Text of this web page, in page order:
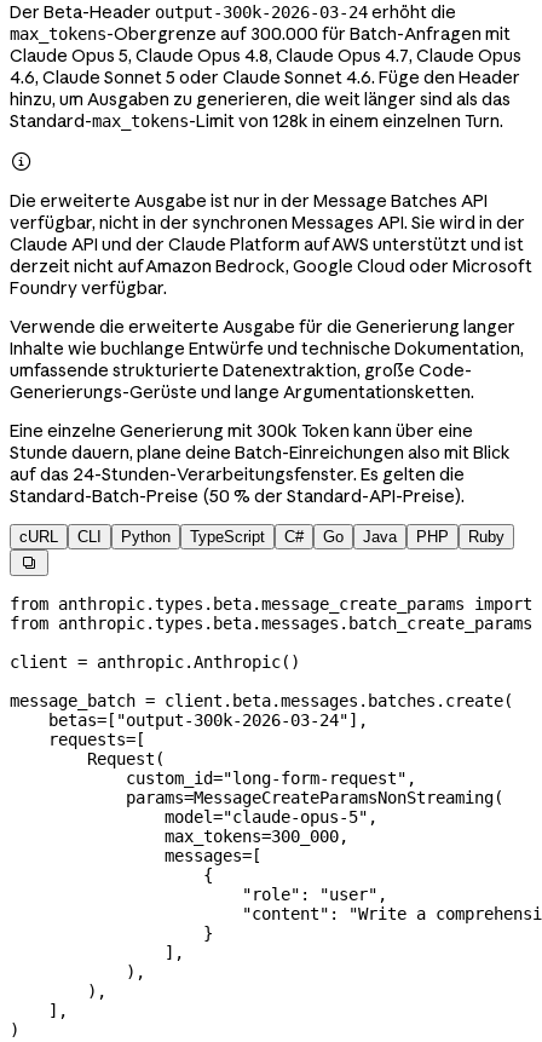
Der Beta-Header output-300k-2026-03-24erhöht die
max_tokens-Obergrenze auf 300.000 für Batch-Anfragen mit
Claude Opus 5, Claude Opus 4.8, Claude Opus 4.7, Claude Opus
4.6, Claude Sonnet 5 oder Claude Sonnet 4.6. Füge den Header
hinzu, um Ausgaben zu generieren, die weit länger sind als das
Standard-max_tokens-Limit von 128k in einem einzelnen Turn.

Die erweiterte Ausgabe ist nur in der Message Batches API
verfügbar, nicht in der synchronen Messages API. Sie wird in der
Claude API und der Claude Platform auf AWS unterstützt und ist
derzeit nicht auf Amazon Bedrock, Google Cloud oder Microsoft
Foundry verfügbar.
Verwende die erweiterte Ausgabe für die Generierung langer
Inhalte wie buchlange Entwürfe und technische Dokumentation,
umfassende strukturierte Datenextraktion, große Code-
Generierungs-Gerüste und lange Argumentationsketten.
Eine einzelne Generierung mit 300k Token kann über eine
Stunde dauern, plane deine Batch-Einreichungen also mit Blick
auf das 24-Stunden-Verarbeitungsfenster. Es gelten die
Standard-Batch-Preise (50 % der Standard-API-Preise).
cURL CLI Python TypeScript C# Go Java PHP Ruby

from anthropic.types.beta.message_create_params import
from anthropic.types.beta.messages.batch_create_params
client = anthropic.Anthropic()
message_batch = client.beta.messages.batches.create(
    betas
= [ "output-300k-2026-03-24"],
    requests
= [
        Request(
            custom_id
="long-form-request" ,
            params
=MessageCreateParamsNonStreaming(
                model
="claude-opus-5" ,
                max_tokens
=300_000,
                messages
= [
                    {
                        "role"
: "user" ,
                        "content"
:
"Write a
                    }
                ],
            ),
        ),
    ],
)